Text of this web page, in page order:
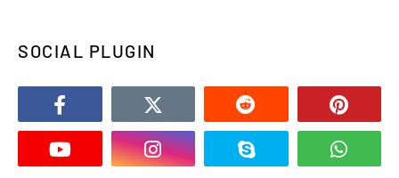
SOCIAL PLUGIN